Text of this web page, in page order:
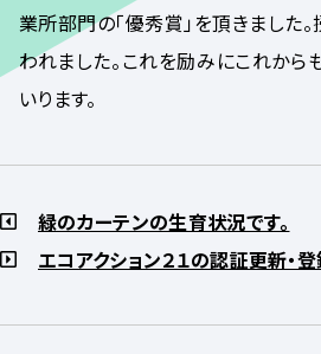
業所部門の「優秀賞」を頂きました
われました。これを励みにこれから
いります。
緑のカーテンの生育状況です。
エコアクション２１の認証更新・登